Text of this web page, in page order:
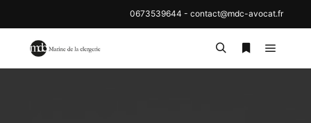
0673539644 - contact@mdc-avocat.fr
Menu